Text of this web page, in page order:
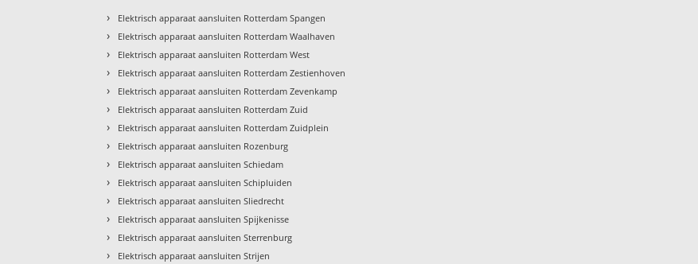
› Elektrisch apparaat aansluiten Rotterdam Spangen
› Elektrisch apparaat aansluiten Rotterdam Waalhaven
› Elektrisch apparaat aansluiten Rotterdam West
› Elektrisch apparaat aansluiten Rotterdam Zestienhoven
› Elektrisch apparaat aansluiten Rotterdam Zevenkamp
› Elektrisch apparaat aansluiten Rotterdam Zuid
› Elektrisch apparaat aansluiten Rotterdam Zuidplein
› Elektrisch apparaat aansluiten Rozenburg
› Elektrisch apparaat aansluiten Schiedam
› Elektrisch apparaat aansluiten Schipluiden
› Elektrisch apparaat aansluiten Sliedrecht
› Elektrisch apparaat aansluiten Spijkenisse
› Elektrisch apparaat aansluiten Sterrenburg
› Elektrisch apparaat aansluiten Strijen